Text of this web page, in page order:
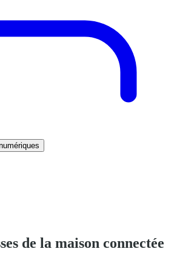
de la maison connectée